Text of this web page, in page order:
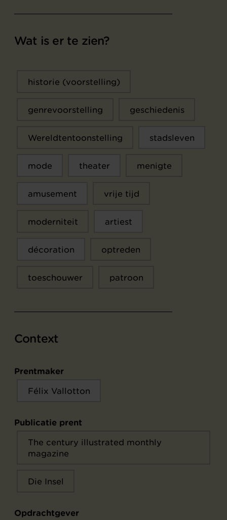
Wat is er te zien?
historie (voorstelling)
genrevoorstelling geschiedenis
Wereldtentoonstelling stadsleven
mode theater menigte
amusement vrije tijd
moderniteit artiest
décoration optreden
toeschouwer patroon
Context
Prentmaker
Félix Vallotton
Publicatie prent
The century illustrated monthly
magazine
Die Insel
Opdrachtgever